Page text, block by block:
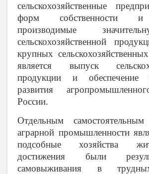
сельскохозяйственные
форм собственности и
производимые
сельскохозяйственной
крупных
является выпуск
продукции и обеспечение
развития
России.
Отдельным
аграрной промышленности
подсобные хозяйства
достижения были
самовыживания в